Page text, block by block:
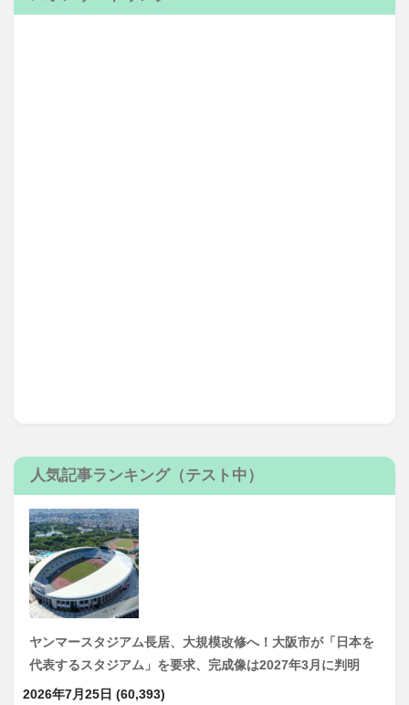
人気記事ランキング（テスト中）
ヤンマースタジアム長居、大規模改修へ！大阪市が「日本を
代表するスタジアム」を要求、完成像は2027年3月に判明
2026年7月25日 (60,393)